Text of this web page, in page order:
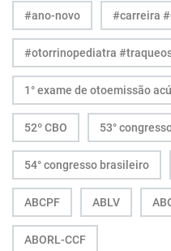
#ano-novo #carreira
#otorrinopediatra
1° exame de otoemissão
52º CBO 53°
54° congresso brasileiro
ABCPF ABLV
ABORL-CCF